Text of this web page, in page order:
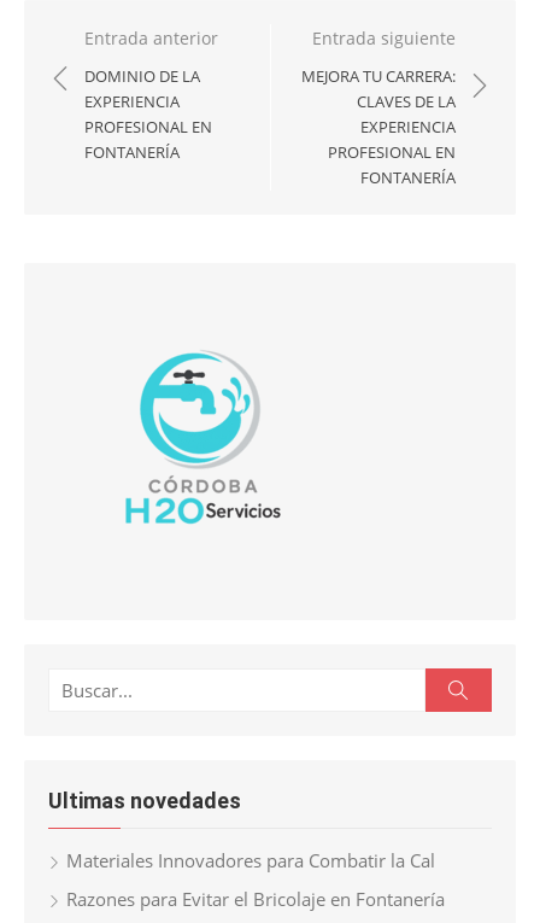
Navegación
de
entradas
Entrada anterior
DOMINIO DE LA
EXPERIENCIA
PROFESIONAL EN
FONTANERÍA
Entrada siguiente
MEJORA TU CARRERA:
CLAVES DE LA
EXPERIENCIA
PROFESIONAL EN
FONTANERÍA
Buscar:
Ultimas novedades
Materiales Innovadores para Combatir la Cal
Razones para Evitar el Bricolaje en Fontanería